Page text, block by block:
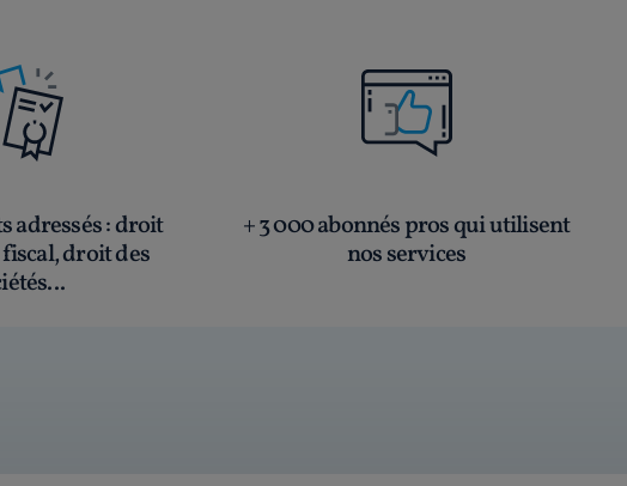
adressés: droit
droit des
+ 3 000 abonnés pros qui utilisent
nos services